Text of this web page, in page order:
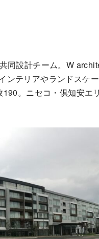
同設計チーム。W
ンテリアやランドスケ
。ニセコ・倶知安エ